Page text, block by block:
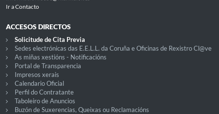
Ir a Contacto
ACCESOS DIRECTOS
Solicitude de Cita Previa
Sedes electrónicas das E.E.L.L. da Coruña e Oficinas de Rexistro Cl@ve
As miñas xestións - Notificacións
Portal de Transparencia
Impresos xerais
Calendario Oficial
Perfil do Contratante
Taboleiro de Anuncios
Buzón de Suxerencias, Queixas ou Reclamacións